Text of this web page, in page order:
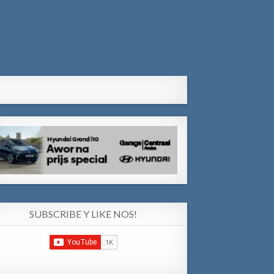
SUBSCRIBE Y LIKE NOS!